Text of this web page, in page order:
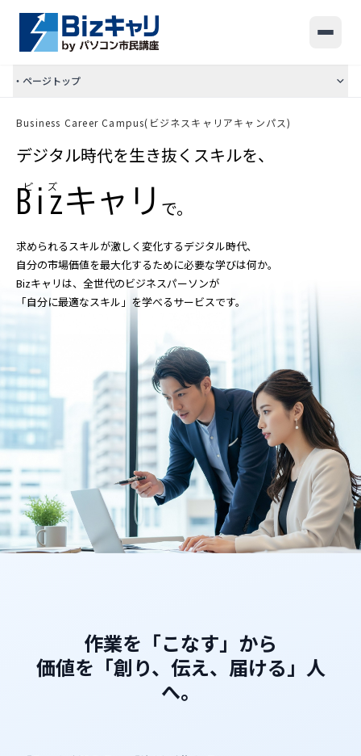
ビジネス活用 DX講座
ビジネス活用 デザイン講座
キャリアアップ・転職支援講座
受講料のご案内
お問い合わせ
無料説明会に申し込む
・ページトップ
Business Career Campus(ビジネスキャリアキャンパス)
デジタル時代を生き抜くスキルを、
Biz
ビズ キャリ で。
求められるスキルが激しく変化するデジタル時代、
自分の市場価値を最大化するために必要な学びは何か。
Bizキャリは、全世代のビジネスパーソンが
「自分に最適なスキル」を学べるサービスです。
作業を「こなす」から
価値を「創り、伝え、届ける」人
へ。